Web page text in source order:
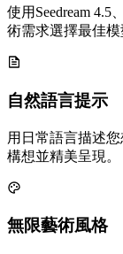
使用Seedream 4.5
術需求選擇最佳模
自然語言提示
用日常語言描述
構想並精美呈現。
無限藝術風格